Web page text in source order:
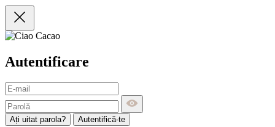
Autentificare
Ați uitat parola? Autentifică-te